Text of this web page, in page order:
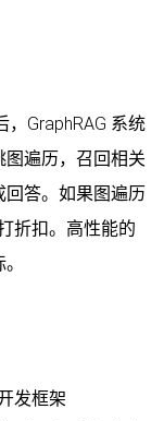
GraphRAG 系统
遍历，召回相关
回答。如果图遍历
折扣。高性能的
发框架